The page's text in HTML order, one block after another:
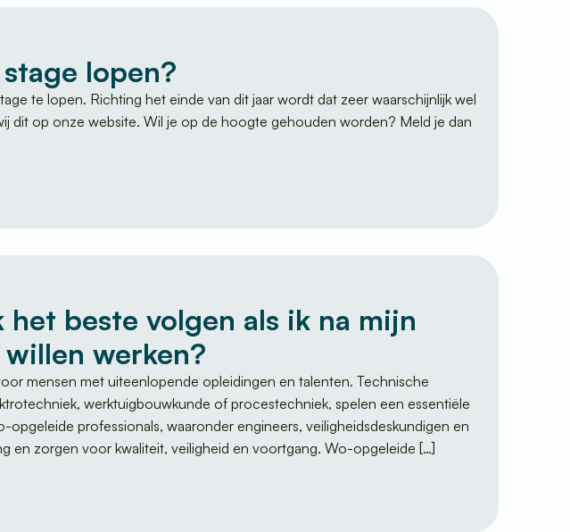
lopen?
te lopen. Richting het einde van dit jaar wordt dat zeer waarschijnlijk wel
dit op onze website. Wil je op de hoogte gehouden worden? Meld je dan
beste volgen als ik na mijn
werken?
mensen met uiteenlopende opleidingen en talenten. Technische
werktuigbouwkunde of procestechniek, spelen een essentiële
professionals, waaronder engineers, veiligheidsdeskundigen en
en zorgen voor kwaliteit, veiligheid en voortgang. Wo-opgeleide […]